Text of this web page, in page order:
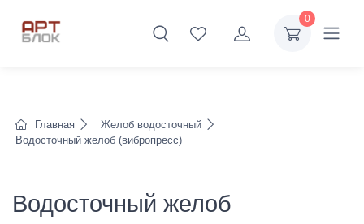
0
Главная
Желоб водосточный
Водосточный желоб (вибропресс)
Водосточный желоб